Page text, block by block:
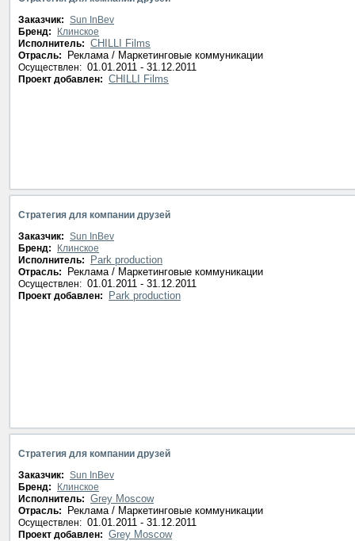
Заказчик: Sun InBev
Бренд:
Клинское
Исполнитель: CHILLI Films
Отрасль: Реклама / Маркетинговые коммуникации
Осуществлен: 01.01.2011 - 31.12.2011
Проект добавлен: CHILLI Films
Стратегия для компании друзей
Заказчик: Sun InBev
Бренд:
Клинское
Исполнитель:
Park production
Отрасль: Реклама / Маркетинговые коммуникации
Осуществлен: 01.01.2011 - 31.12.2011
Проект добавлен: Park production
Стратегия для компании друзей
Заказчик: Sun InBev
Бренд:
Клинское
Исполнитель: Grey Moscow
Отрасль: Реклама / Маркетинговые коммуникации
Осуществлен: 01.01.2011 - 31.12.2011
Проект добавлен: Grey Moscow